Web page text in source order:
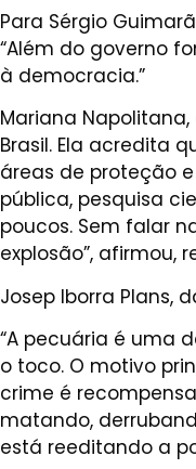
Para Sérgio
“Além do governo
à democracia.”
Mariana
Brasil. Ela acredita
áreas de proteção
pública, pesquisa
poucos. Sem falar
explosão”, afirmou,
Josep Iborra Plans,
“A pecuária é uma
o toco. O motivo
crime é
matando,
está reeditando a